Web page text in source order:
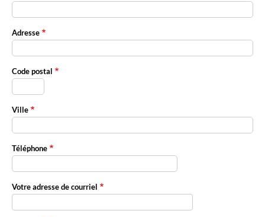
Adresse
Code postal
Ville
Téléphone
Votre adresse de courriel